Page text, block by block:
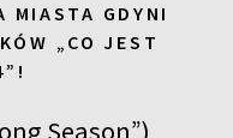
MIASTA GDYNI
„CO JEST
Season”)